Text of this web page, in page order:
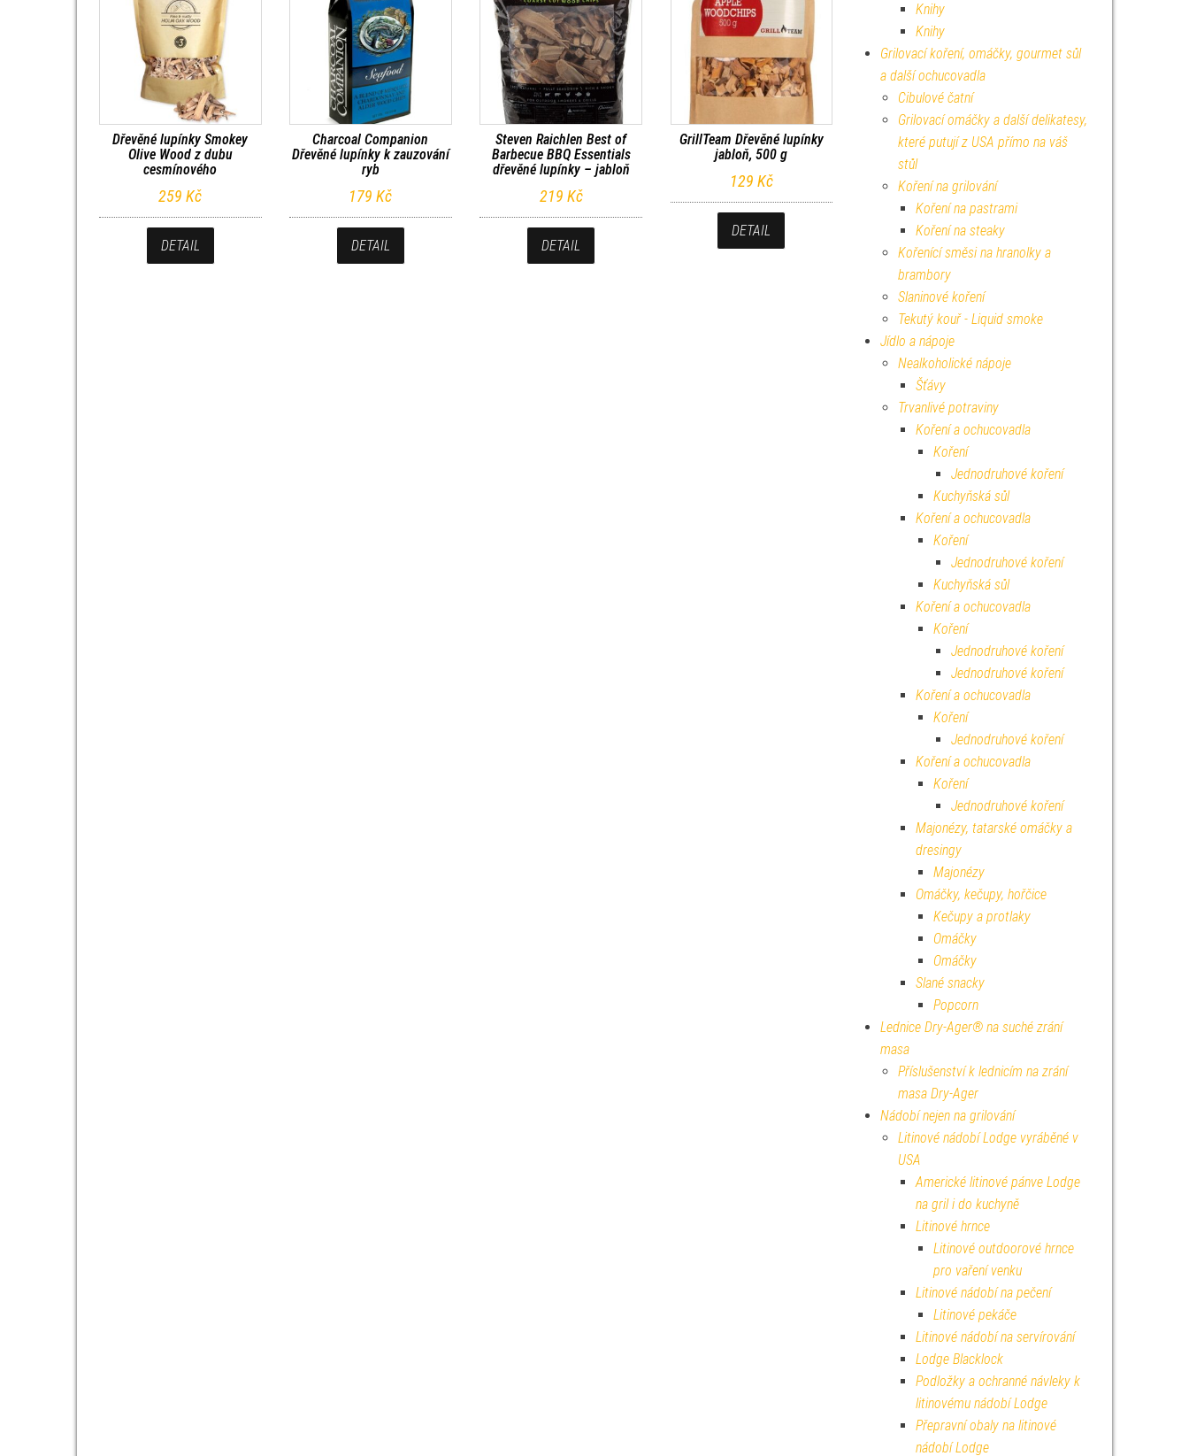
Dřevěné lupínky Smokey
Olive Wood z dubu
cesmínového
259Kč
DETAIL
Charcoal Companion
Dřevěné lupínky k zauzování
ryb
179Kč
DETAIL
Steven Raichlen Best of
Barbecue BBQ Essentials
dřevěné lupínky – jabloň
219 Kč
DETAIL
GrillTeam Dřevěné lupínky
jabloň, 500 g
129 Kč
DETAIL
Knihy
Knihy
Grilovací koření, omáčky, gourmet sůl
a další ochucovadla
Cibulové čatní
Grilovací omáčky a další delikatesy,
které putují z USA přímo na váš
stůl
Koření na grilování
Koření na pastrami
Koření na steaky
Kořenící směsi na hranolky a
brambory
Slaninové koření
Tekutý kouř - Liquid smoke
Jídlo a nápoje
Nealkoholické nápoje
Šťávy
Trvanlivé potraviny
Koření a ochucovadla
Koření
Jednodruhové koření
Kuchyňská sůl
Koření a ochucovadla
Koření
Jednodruhové koření
Kuchyňská sůl
Koření a ochucovadla
Koření
Jednodruhové koření
Jednodruhové koření
Koření a ochucovadla
Koření
Jednodruhové koření
Koření a ochucovadla
Koření
Jednodruhové koření
Majonézy, tatarské omáčky a
dresingy
Majonézy
Omáčky, kečupy, hořčice
Kečupy a protlaky
Omáčky
Omáčky
Slané snacky
Popcorn
Lednice Dry-Ager® na suché zrání
masa
Příslušenství k lednicím na zrání
masa Dry-Ager
Nádobí nejen na grilování
Litinové nádobí Lodge vyráběné v
USA
Americké litinové pánve Lodge
na gril i do kuchyně
Litinové hrnce
Litinové outdoorové hrnce
pro vaření venku
Litinové nádobí na pečení
Litinové pekáče
Litinové nádobí na servírování
Lodge Blacklock
Podložky a ochranné návleky k
litinovému nádobí Lodge
Přepravní obaly na litinové
nádobí Lodge